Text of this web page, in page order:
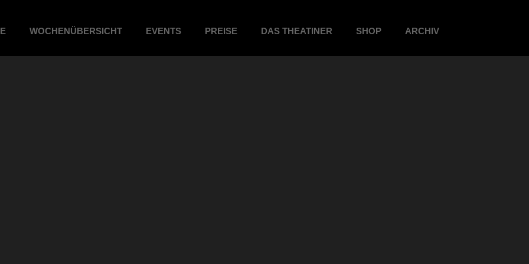
WOCHENÜBERSICHT EVENTS PREISE DAS THEATINER SHOP ARCHIV